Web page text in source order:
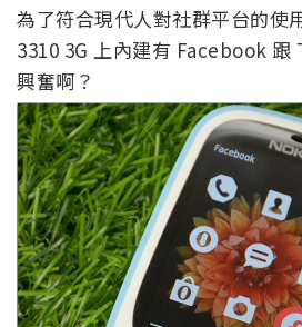
為了符合現代人對社群平台的使
3310 3G 上內建有 Facebook
興奮啊？